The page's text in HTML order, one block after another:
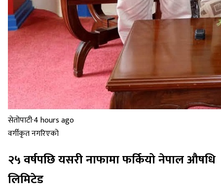
सेतोपाटी·4 hours ago
वर्गीकृत नगरिएको
२५ वर्षपछि यसरी नाफामा फर्कियो नेपाल औषधि
लिमिटेड